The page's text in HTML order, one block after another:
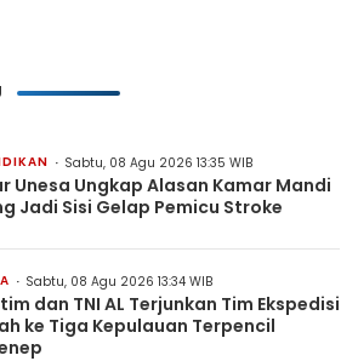
Sabtu, 08 Agu 2026 13:35 WIB
Unesa Ungkap Alasan Kamar Mandi
Jadi Sisi Gelap Pemicu Stroke
Sabtu, 08 Agu 2026 13:34 WIB
dan TNI AL Terjunkan Tim Ekspedisi
ke Tiga Kepulauan Terpencil